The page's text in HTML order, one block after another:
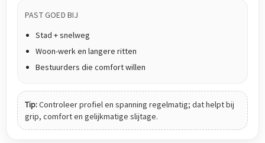
PAST GOED BIJ
Stad + snelweg
Woon-werk en langere ritten
Bestuurders die comfort willen
Tip:Controleer profiel en spanning regelmatig; dat helpt bij
grip, comfort en gelijkmatige slijtage.